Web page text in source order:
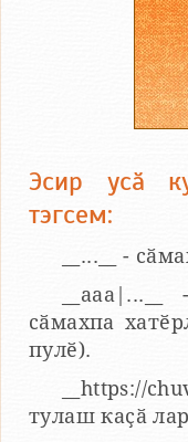
Эсир усӑ
тэгсем:
__...__ -
сӑмахпа
пулӗ).
__https://
тулаш каҫӑ